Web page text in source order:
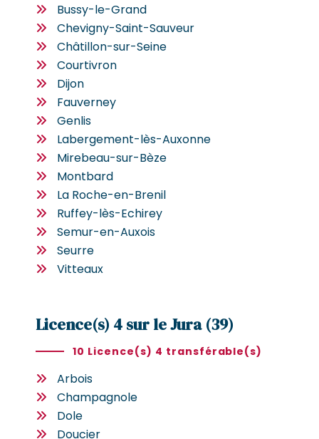
Bussy-le-Grand
Chevigny-Saint-Sauveur
Châtillon-sur-Seine
Courtivron
Dijon
Fauverney
Genlis
Labergement-lès-Auxonne
Mirebeau-sur-Bèze
Montbard
La Roche-en-Brenil
Ruffey-lès-Echirey
Semur-en-Auxois
Seurre
Vitteaux
Licence(s) 4 sur le Jura (39)
10 Licence(s) 4 transférable(s)
Arbois
Champagnole
Dole
Doucier